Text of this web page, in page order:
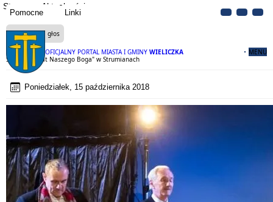
Pomocne Linki
OFICJALNY PORTAL MIASTA I GMINY WIELICZKA MENU
Strona Aktualności
Czytaj na głos
Spektakl "Brat Naszego Boga" w Strumianach
Poniedziałek, 15 października 2018